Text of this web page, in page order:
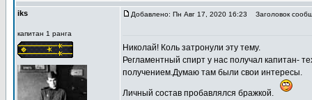
iks
капитан 1 ранга
Добавлено: Пн Авг 17, 2020 16:23 Заголовок
Николай! Коль затронули эту тему.
Регламентный спирт у нас получал капитан-
получением.Думаю там были свои интересы.
Личный состав пробавлялся бражкой.